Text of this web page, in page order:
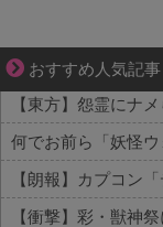
おすすめ人気記事
平穏が少しずつ壊れ
【東方】怨霊にナ
何でお前ら「妖怪
【衝撃】彩・獣神